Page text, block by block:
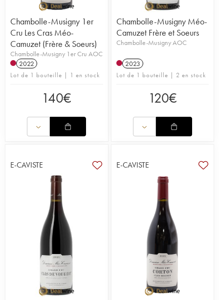
Chambolle-Musigny 1er
Cru Les Cras Méo-
Camuzet (Frère & Soeurs)
Chambolle-Musigny 1er Cru AOC
2022
Lot de 1 bouteille | 1 en stock
140€
Chambolle-Musigny Méo-
Camuzet Frère et Soeurs
Chambolle-Musigny AOC
2023
Lot de 1 bouteille | 2 en stock
120€
E-CAVISTE E-CAVISTE